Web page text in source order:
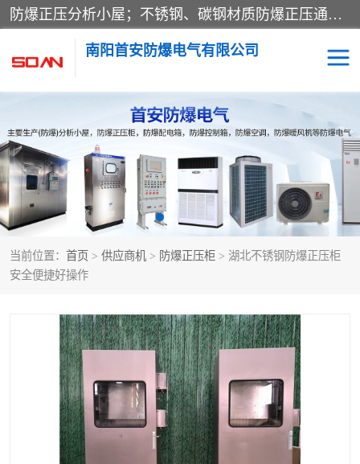
防爆正压分析小屋；不锈钢、碳钢材质防爆正压通风柜，分上下、左右、外挂三种款式；立式、挂式防爆配电柜体；不锈钢、碳钢防爆变频、磁力、星三角启动器；不锈钢、碳钢、铸铝防爆控制箱柜；可操作按键、多块式防爆仪表箱；多材质防爆接线箱；台式防爆电脑、防爆监视器。产品适配石油、化工、煤炭、电力、纺织、酿酒、航天、铁路、冶金、船舶、消防、市政等多行业工况使用。
南阳首安防爆电气有限公司
当前位置： 首页 > 供应商机 > 防爆正压柜 > 湖北不锈钢防爆正压柜
安全便捷好操作
防爆小屋 防爆正压柜
防爆空调 防爆配电箱
防爆控制箱 防爆接线箱
防爆操作柱 防爆监视显示器